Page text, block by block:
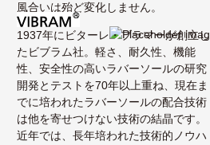
風合いは殆ど変化しません。
1937年にビターレ・ブラマーが創立し
たビブラム社。軽さ、耐久性、機能
性、安全性の高いラバーソールの研究
開発とテストを70年以上重ね、現在ま
でに培われたラバーソールの配合技術
は他を寄せつけない技術の結晶です。
近年では、長年培われた技術的ノウハ